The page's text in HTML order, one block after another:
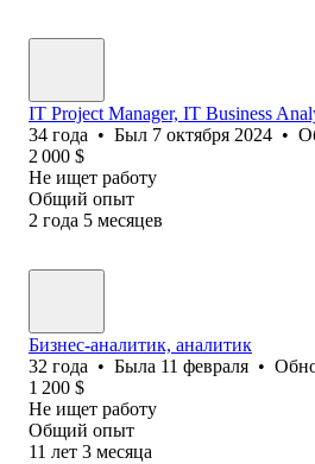
IT Project Manager, IT Business
34 года • Был 7 октября 2024 •
2 000 $
Не ищет работу
Общий опыт
2 года 5 месяцев
Бизнес-аналитик, аналитик
32 года • Была 11 февраля •
1 200 $
Не ищет работу
Общий опыт
11 лет 3 месяца